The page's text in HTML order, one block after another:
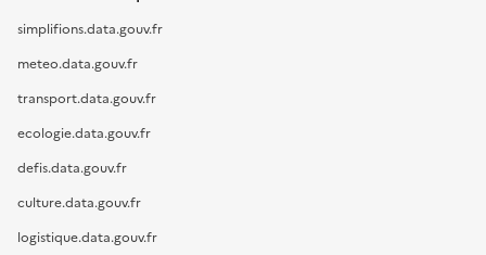
simplifions.data.gouv.fr
meteo.data.gouv.fr
transport.data.gouv.fr
ecologie.data.gouv.fr
defis.data.gouv.fr
culture.data.gouv.fr
logistique.data.gouv.fr